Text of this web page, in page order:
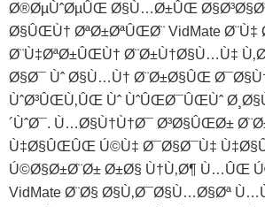
Ø®ØµÙˆØµÛŒ Ø§Ù…Ø±ÛŒ
Ø§ÛŒÙ† ØªØ±ØªÛŒØ¨ VidMate Ø¨Ù‡
Ø¨Ù‡ØªØ±ÛŒÙ† Ø¨Ø±Ù†Ø§Ù…Ù‡
Ø§Ø¯ Ùˆ Ø§Ù…Ù† Ø¨Ø±Ø§ÛŒ
ÙˆØ³ÛŒÙ‚ÛŒ Ùˆ ÙˆÛŒØ¯ÛŒÙˆ
´ÙˆØ¯. Ù…Ø§Ù†Ù†Ø¯ Ø³Ø§ÛŒØ±
Ù‡Ø§ÛŒÛŒ Ú©Ù‡ Ø¯Ø§Ø¯Ù‡
Ú©Ø§Ø±Ø¨Ø± Ø±Ø§ Ù†Ù‚Ø¶ Ù…ÛŒ
VidMate Ø¨Ø§ Ø§Ù‚Ø¯Ø§Ù…Ø§Øª